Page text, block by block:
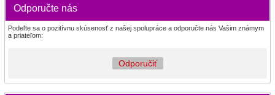
Odporučte nás
Podeľte sa o pozitívnu skúsenosť z našej spolupráce a odporučte nás Vašim známym
a priateľom:
Odporučiť